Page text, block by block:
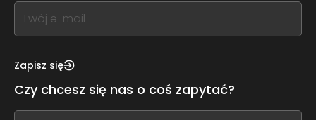
If
you
this,
this
form
Zapisz się
Czy chcesz się nas o coś zapytać?